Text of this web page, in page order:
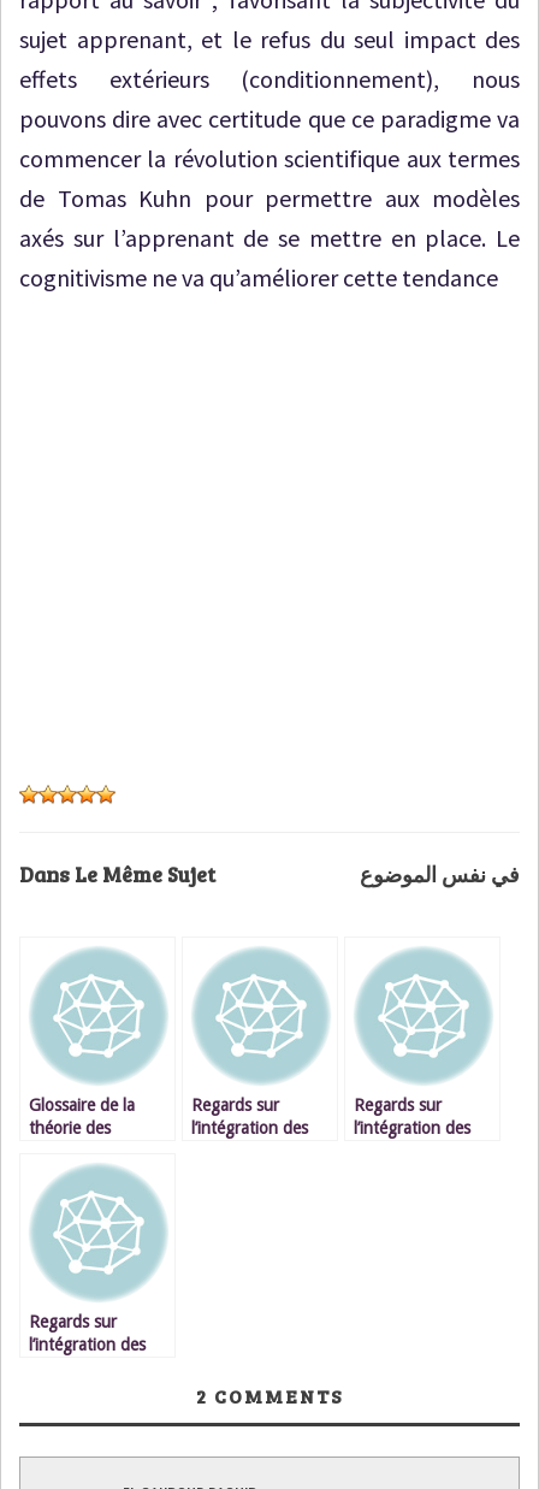
sujet apprenant, et le refus du seul impact des
effets extérieurs (conditionnement), nous
pouvons dire avec certitude que ce paradigme va
commencer la révolution scientifique aux termes
de Tomas Kuhn pour permettre aux modèles
axés sur l’apprenant de se mettre en place. Le
cognitivisme ne va qu’améliorer cette tendance
Dans Le Même Sujet في نفس الموضوع
Glossaire de la
théorie des
didactique de Guy
Brousseau
Regards sur
l’intégration des
Regards sur
l’intégration des
Regards sur
l’intégration des
TIC- suite
2 COMMENTS